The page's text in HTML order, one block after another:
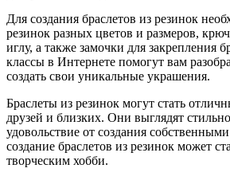
Для создания браслетов из резинок
резинок разных цветов и размеров,
иглу, а также замочки для закрепления
классы в Интернете помогут вам
создать свои уникальные украшения.
Браслеты из резинок могут стать
друзей и близких. Они выглядят
удовольствие от создания
создание браслетов из резинок может
творческим хобби.